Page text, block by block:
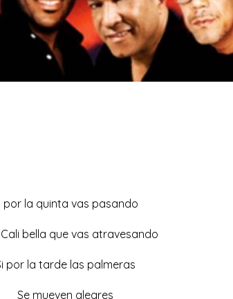
por la quinta vas pasando
Cali bella que vas atravesando
por la tarde las palmeras
Se mueven alegres